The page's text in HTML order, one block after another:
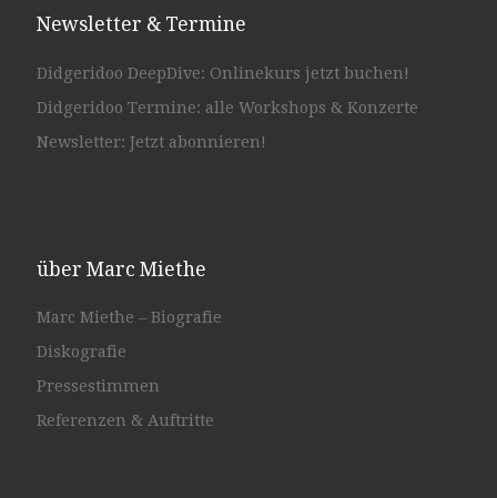
Newsletter & Termine
Didgeridoo DeepDive: Onlinekurs jetzt buchen!
Didgeridoo Termine: alle Workshops & Konzerte
Newsletter: Jetzt abonnieren!
über Marc Miethe
Marc Miethe – Biografie
Diskografie
Pressestimmen
Referenzen & Auftritte